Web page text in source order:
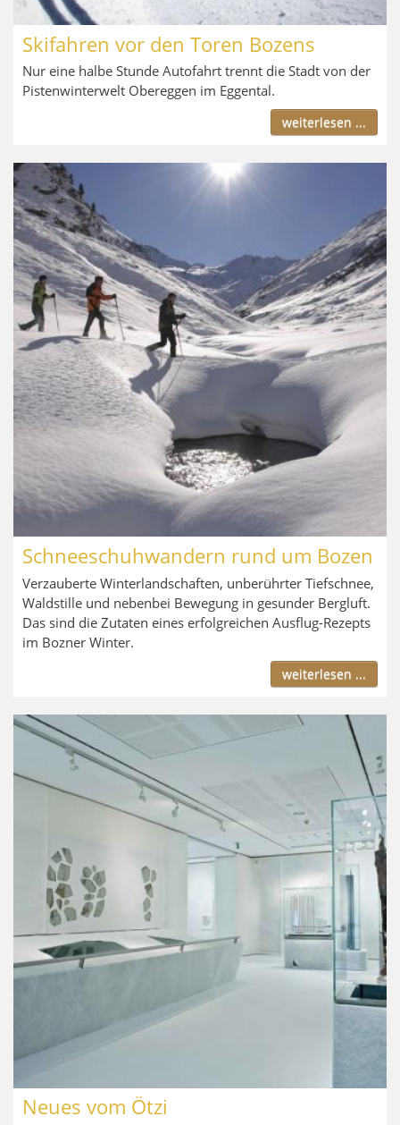
Skifahren vor den Toren Bozens
Nur eine halbe Stunde Autofahrt trennt die Stadt von der
Pistenwinterwelt Obereggen im Eggental.
weiterlesen ...
Schneeschuhwandern rund um Bozen
Verzauberte Winterlandschaften, unberührter Tiefschnee,
Waldstille und nebenbei Bewegung in gesunder Bergluft.
Das sind die Zutaten eines erfolgreichen Ausflug-Rezepts
im Bozner Winter.
weiterlesen ...
Neues vom Ötzi